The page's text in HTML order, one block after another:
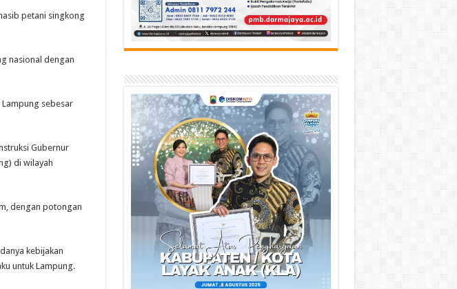
petani singkong
nasional dengan
sebesar
Gubernur
di wilayah
dengan potongan
kebijakan
untuk Lampung.